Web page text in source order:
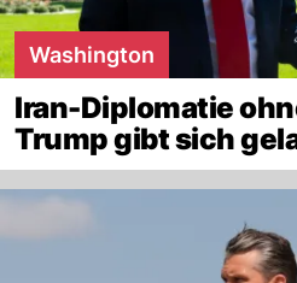
Washington
Iran-Diplomatie
Trump gibt sich